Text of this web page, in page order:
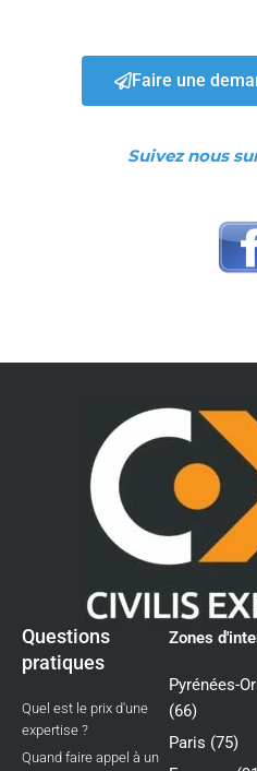
Faire une
Suivez nous
Questions
pratiques
Quel est le prix d'une
expertise ?
Quand faire appel à un
Zones
Pyrénées-
(66)
Paris (75)